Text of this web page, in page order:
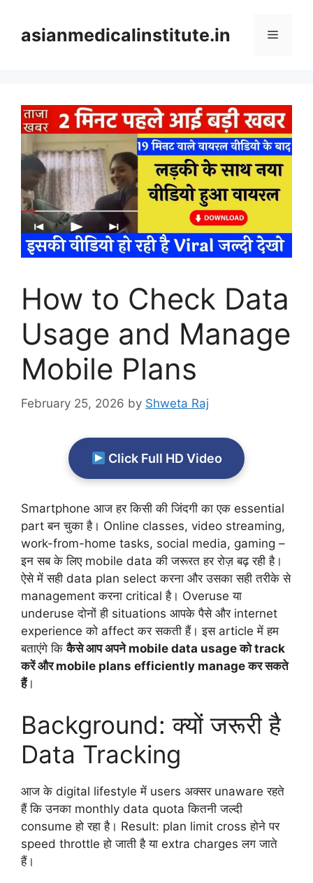
contentasianmedicalinstitute.in Menu
How to Check Data
Usage and Manage
Mobile Plans
February 25, 2026 by Shweta Raj
Click Full HD Video
Smartphone आज हर किसी की जिंदगी का एक essential
part बन चुका है। Online classes, video streaming,
work-from-home tasks, social media, gaming –
इन सब के लिए mobile data की जरूरत हर रोज़ बढ़ रही है।
ऐसे में सही data plan select करना और उसका सही तरीके से
management करना critical है। Overuse या
underuse दोनों ही situations आपके पैसे और internet
experience को affect कर सकती हैं। इस article में हम
बताएंगे किकैसे आप अपने mobile data usage को track
करें और mobile plans efficiently manage कर सकते
हैं।
Background: क्यों जरूरी है
Data Tracking
आज के digital lifestyle में users अक्सर unaware रहते
हैं कि उनका monthly data quota कितनी जल्दी
consume हो रहा है। Result: plan limit cross होने पर
speed throttle हो जाती है या extra charges लग जाते
हैं।